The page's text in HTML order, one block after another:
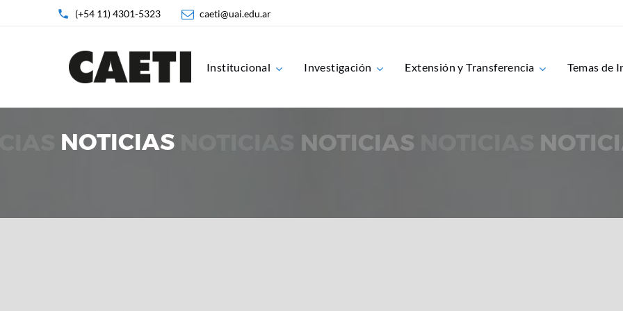
(+54 11) 4301-5323 caeti@uai.edu.ar
Institucional Investigación Extensión y Transferencia Temas de
NOTICIAS NOTICIAS